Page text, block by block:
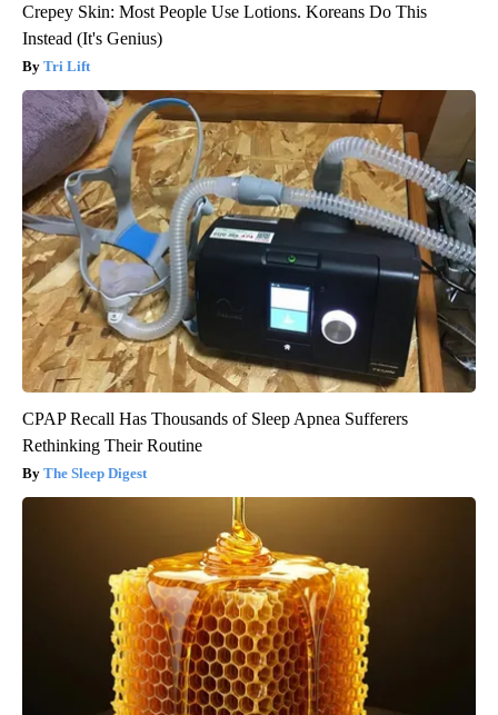
Crepey Skin: Most People Use Lotions. Koreans Do This
Instead (It's Genius)
Tri Lift
CPAP Recall Has Thousands of Sleep Apnea Sufferers
Rethinking Their Routine
The Sleep Digest